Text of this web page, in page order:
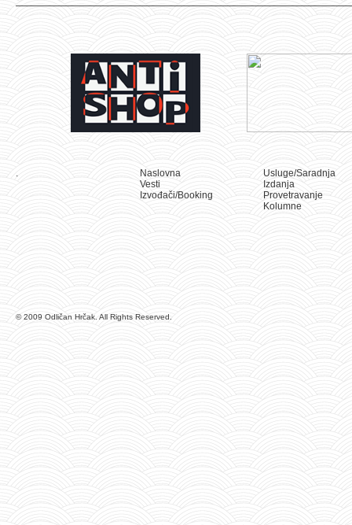
Naslovna
Vesti
Izvođači/Booking
Usluge/Saradnja
Izdanja
Provetravanje
Kolumne
© 2009 Odličan Hrčak. All Rights Reserved.